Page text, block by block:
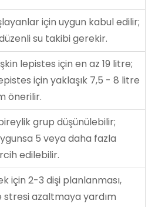
için uygun kabul edilir;
su takibi gerekir.
lepistes için en az 19 litre;
için yaklaşık 7,5 - 8 litre
önerilir.
grup düşünülebilir;
5 veya daha fazla
edilebilir.
için 2-3 dişi planlanması,
stresi azaltmaya yardım